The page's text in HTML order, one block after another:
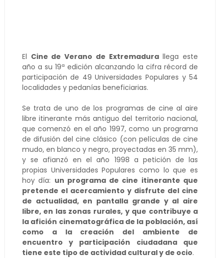
El Cine de Verano de Extremadurallega este
año a su 19ª edición alcanzando la cifra récord de
participación de 49 Universidades Populares y 54
localidades y pedanías beneficiarias.
Se trata de uno de los programas de cine al aire
libre itinerante más antiguo del territorio nacional,
que comenzó en el año 1997, como un programa
de difusión del cine clásico (con películas de cine
mudo, en blanco y negro, proyectadas en 35 mm),
y se afianzó en el año 1998 a petición de las
propias Universidades Populares como lo que es
hoy día: un programa de cine itinerante que
pretende el acercamiento y disfrute del cine
de actualidad, en pantalla grande y al aire
libre, en las zonas rurales, y que contribuye a
la afición cinematográfica de la población, así
como a la creación del ambiente de
encuentro y participación ciudadana que
tiene este tipo de actividad cultural y de ocio.